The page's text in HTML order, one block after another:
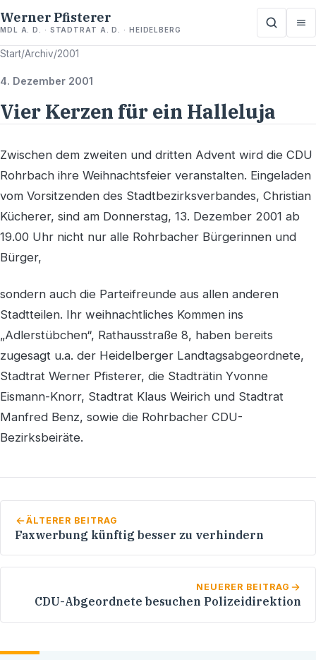
Werner Pfisterer
MDL A. D. · STADTRAT A. D. · HEIDELBERG
Start/Archiv/2001
4. Dezember 2001
Vier Kerzen für ein Halleluja
Zwischen dem zweiten und dritten Advent wird die CDU
Rohrbach ihre Weihnachtsfeier veranstalten. Eingeladen
vom Vorsitzenden des Stadtbezirksverbandes, Christian
Kücherer, sind am Donnerstag, 13. Dezember 2001 ab
19.00 Uhr nicht nur alle Rohrbacher Bürgerinnen und
Bürger,
sondern auch die Parteifreunde aus allen anderen
Stadtteilen. Ihr weihnachtliches Kommen ins
„Adlerstübchen“, Rathausstraße 8, haben bereits
zugesagt u.a. der Heidelberger Landtagsabgeordnete,
Stadtrat Werner Pfisterer, die Stadträtin Yvonne
Eismann-Knorr, Stadtrat Klaus Weirich und Stadtrat
Manfred Benz, sowie die Rohrbacher CDU-
Bezirksbeiräte.
ÄLTERER BEITRAG
Faxwerbung künftig besser zu verhindern
NEUERER BEITRAG
CDU-Abgeordnete besuchen Polizeidirektion